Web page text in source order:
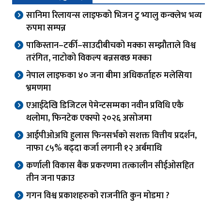
सानिमा रिलायन्स लाइफको भिजन टु भ्यालु कन्क्लेभ भव्य
रुपमा सम्पन्न
पाकिस्तान–टर्की–साउदीबीचको मक्का सम्झौताले विश्व
तरंगित, नाटोको विकल्प बन्नसक्छ मक्का
नेपाल लाइफका ४० जना बीमा अधिकर्ताहरु मलेसिया
भ्रमणमा
एआईदेखि डिजिटल पेमेन्टसम्मका नवीन प्रविधि एकै
थलोमा, फिनटेक एक्स्पो २०२६ असोजमा
आईपीओअघि हुलास फिनसर्भको सशक्त वित्तीय प्रदर्शन,
नाफा ८५% बढ्दा कर्जा लगानी १२ अर्बमाथि
कर्णाली विकास बैंक प्रकरणमा तत्कालीन सीईओसहित
तीन जना पक्राउ
गगन विश्व प्रकाशहरुको राजनीति कुन मोडमा ?